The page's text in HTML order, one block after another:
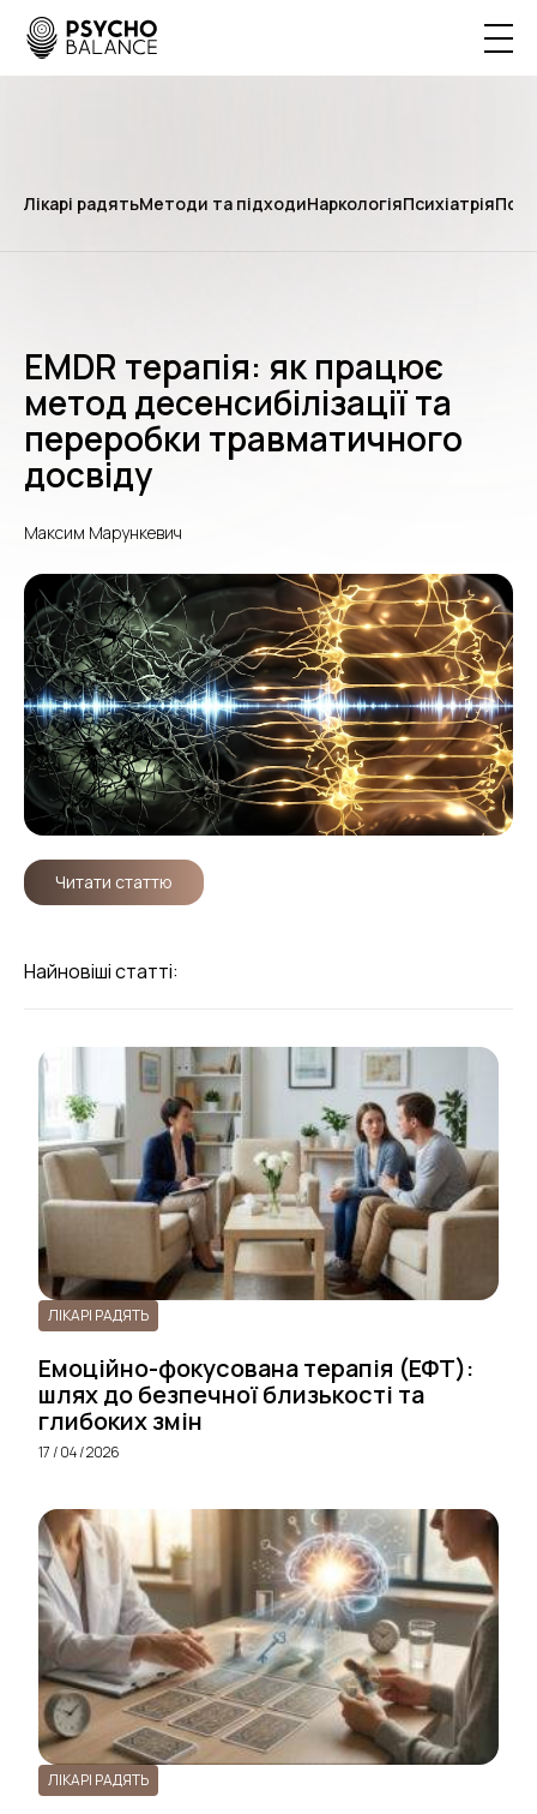
Лікарі радятьМетоди та підходиНаркологіяПсихіатрія
EMDR терапія: як працює
метод десенсибілізації та
переробки травматичного
досвіду
Максим Марункевич
Читати статтю
Найновіші статті:
ЛІКАРІ РАДЯТЬ
Емоційно-фокусована терапія (ЕФТ):
шлях до безпечної близькості та
глибоких змін
17 / 04 / 2026
ЛІКАРІ РАДЯТЬ